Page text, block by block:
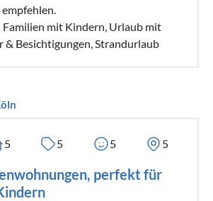
Familien mit Kindern, Urlaub mit
& Besichtigungen, Strandurlaub
5 5 5 5
perfekt für